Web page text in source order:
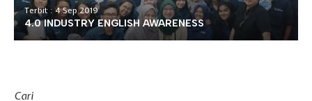
Terbit : 4 Sep 2019
4.0 INDUSTRY ENGLISH AWARENESS
Cari